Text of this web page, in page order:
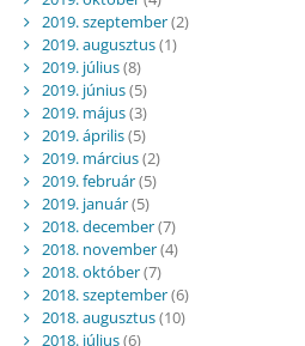
2019. szeptember(2)
2019. augusztus(1)
2019. július(8)
2019. június(5)
2019. május(3)
2019. április(5)
2019. március(2)
2019. február(5)
2019. január(5)
2018. december(7)
2018. november(4)
2018. október(7)
2018. szeptember(6)
2018. augusztus(10)
2018. július(6)